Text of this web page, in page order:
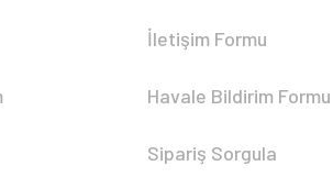
İletişim Formu
Havale Bildirim Formu
Sipariş Sorgula